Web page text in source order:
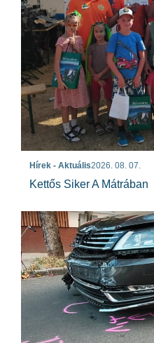
Hírek - Aktuális2026. 08. 07.
Kettős Siker A Mátrában